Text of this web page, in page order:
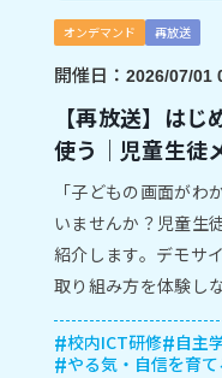
オンデマンド 再放送
開催日： 2026/07/01
【再放送】は
使う｜児童生徒
「子どもの画面が
いませんか？児童生
紹介します。デモサ
取り組み方を体験し
ントや声掛けのコツ
校内ICT研修
自主
やる気・自信を育て